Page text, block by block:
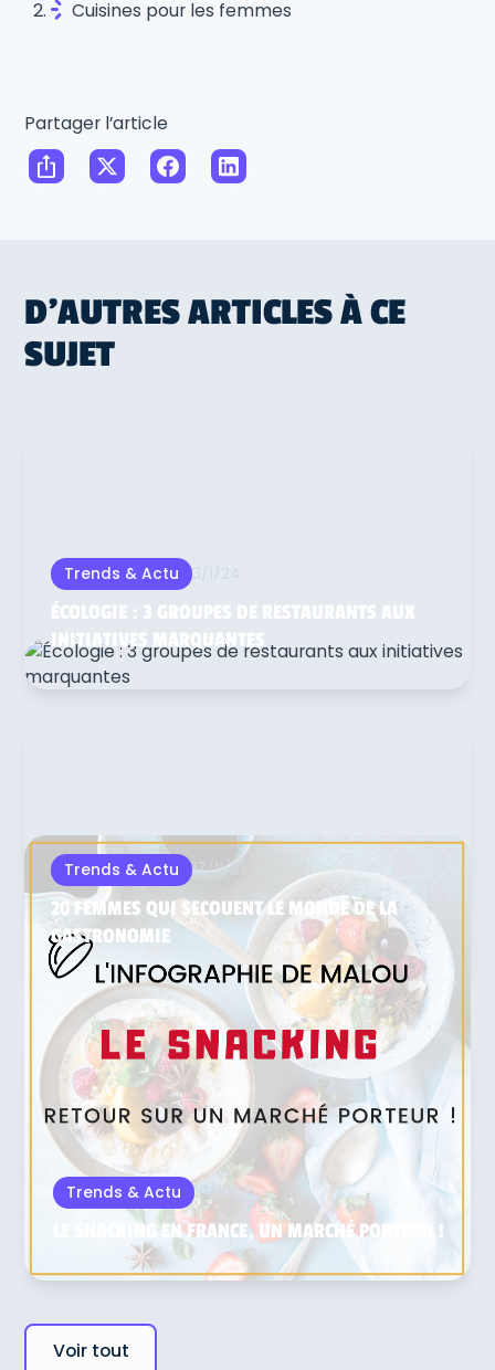
Cuisines pour les femmes
Partager l’article
D'AUTRES ARTICLES À CE
SUJET
Trends & Actu
ÉCOLOGIE : 3 GROUPES DE RESTAURANTS AUX
INITIATIVES MARQUANTES
Trends & Actu 17/11/21
20 FEMMES QUI SECOUENT LE MONDE DE LA
GASTRONOMIE
Trends & Actu 17/10/19
LE SNACKING EN FRANCE, UN MARCHÉ PORTEUR !
Voir tout